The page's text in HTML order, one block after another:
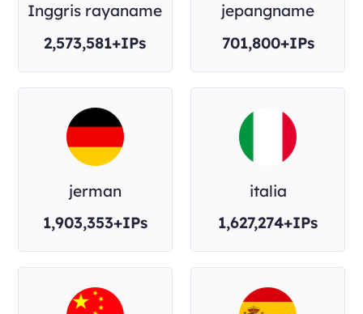
Inggris rayaname
2,573,581+IPs
jepangname
701,800+IPs
jerman
1,903,353+IPs
italia
1,627,274+IPs